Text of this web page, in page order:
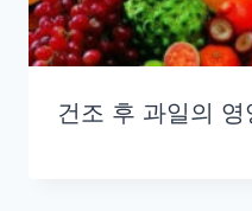
건조 후 과일의